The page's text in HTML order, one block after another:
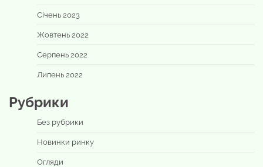
Січень 2023
Жовтень 2022
Серпень 2022
Липень 2022
Рубрики
Без рубрики
Новинки ринку
Огляди